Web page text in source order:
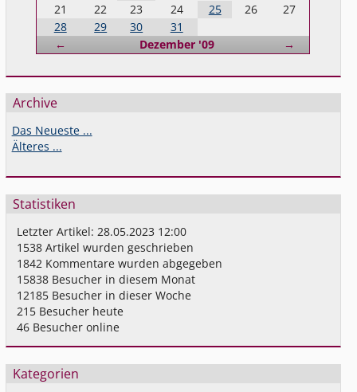
← Dezember '09 Vorwärts
→
21
22 23 24 25 26
27
28
29 30 31
Archive
Das Neueste ...
Älteres ...
Statistiken
Letzter Artikel:28.05.2023 12:00
1538 Artikel wurden geschrieben
1842 Kommentare wurden abgegeben
15838 Besucher in diesem Monat
12185 Besucher in dieser Woche
215 Besucher heute
46 Besucher online
Kategorien